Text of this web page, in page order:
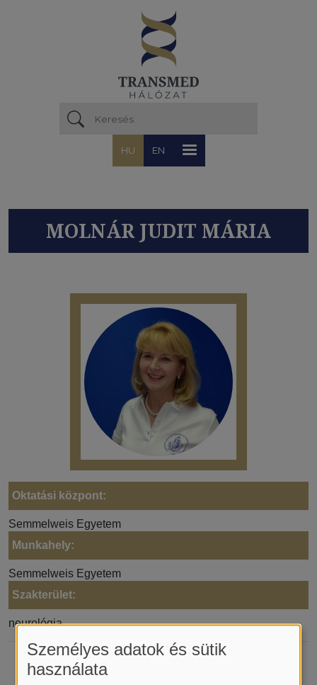
HU EN
MOLNÁR JUDIT MÁRIA
Oktatási központ:
Semmelweis Egyetem
Munkahely:
Semmelweis Egyetem
Szakterület:
neurológia
Személyes adatok és sütik
használata